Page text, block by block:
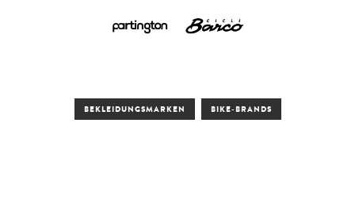
BEKLEIDUNGSMARKEN BIKE-BRANDS